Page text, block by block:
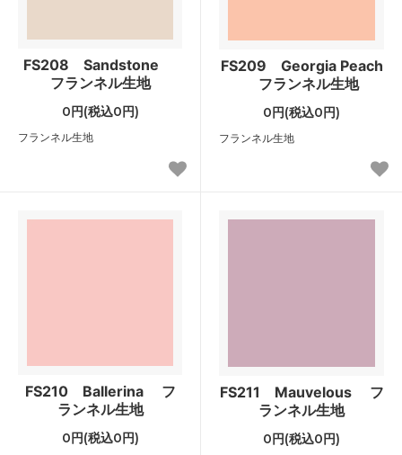
FS208 Sandstone
フランネル生地
0円(税込0円)
フランネル生地
FS209 Georgia Peach
フランネル生地
0円(税込0円)
フランネル生地
FS210 Ballerina フ
ランネル生地
0円(税込0円)
FS211 Mauvelous フ
ランネル生地
0円(税込0円)